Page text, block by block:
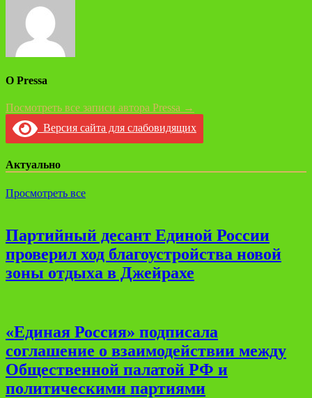
О Pressa
Посмотреть все записи автора Pressa →
Версия сайта для слабовидящих
Актуально
Просмотреть все
Партийный десант Единой России
проверил ход благоустройства новой
зоны отдыха в Джейрахе
«Единая Россия» подписала
соглашение о взаимодействии между
Общественной палатой РФ и
политическими партиями